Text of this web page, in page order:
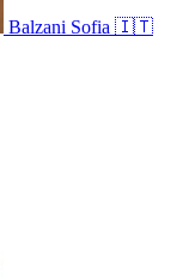
Balzani Sofia 🇮🇹